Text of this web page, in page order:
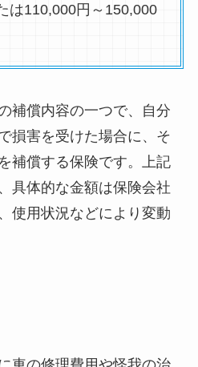
は110,000円～150,000
補償内容の一つで、自分
損害を受けた場合に、そ
補償する保険です。上記
具体的な金額は保険会社
使用状況などにより変動